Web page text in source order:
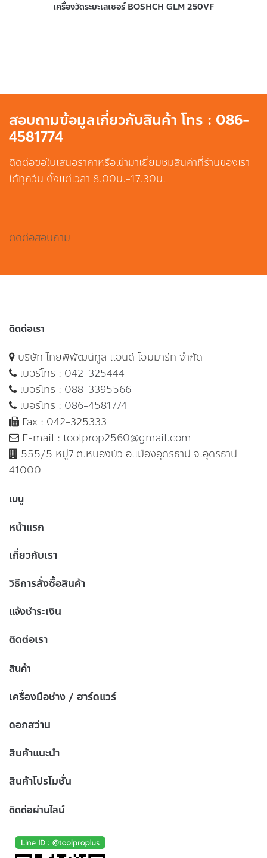
เครื่องวัดระยะเลเซอร์ BOSHCH GLM 250VF
สอบถามข้อมูลเกี่ยวกับสินค้า โทร : 086-
4581774
ติดต่อขอใบเสนอราคาหรือเข้ามาเยี่ยมชมสินค้าที่ร้านของเรา
ได้ทุกวัน ตั้งแต่เวลา 8.00น.-17.30น.
ติดต่อสอบถาม
ติดต่อเรา
บริษัท ไทยพิพัฒน์ทูล แอนด์ โฮมมาร์ท จำกัด
เบอร์โทร : 042-325444
เบอร์โทร : 088-3395566
เบอร์โทร : 086-4581774
Fax : 042-325333
E-mail : toolprop2560@gmail.com
555/5 หมู่7 ต.หนองบัว อ.เมืองอุดรธานี จ.อุดรธานี
41000
เมนู
หน้าแรก
เกี่ยวกับเรา
วิธีการสั่งซื้อสินค้า
แจ้งชำระเงิน
ติดต่อเรา
สินค้า
เครื่องมือช่าง / ฮาร์ดแวร์
ดอกสว่าน
สินค้าแนะนำ
สินค้าโปรโมชั่น
ติดต่อผ่านไลน์